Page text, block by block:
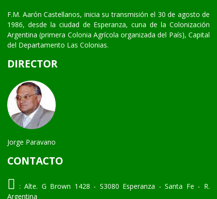
F.M. Aarón Castellanos, inicia su transmisión el 30 de agosto de
1986, desde la ciudad de Esperanza, cuna de la Colonización
Argentina (primera Colonia Agrícola organizada del País), Capital
del Departamento Las Colonias.
DIRECTOR
Jorge Paravano
CONTACTO
: Alte. G Brown 1428 - S3080 Esperanza - Santa Fe - R.
Argentina